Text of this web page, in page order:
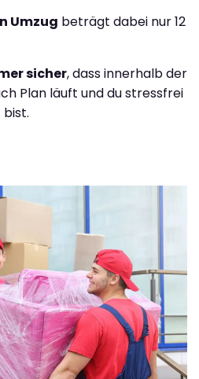
Umzug beträgt dabei nur 12
sicher, dass innerhalb der
Plan läuft und du stressfrei